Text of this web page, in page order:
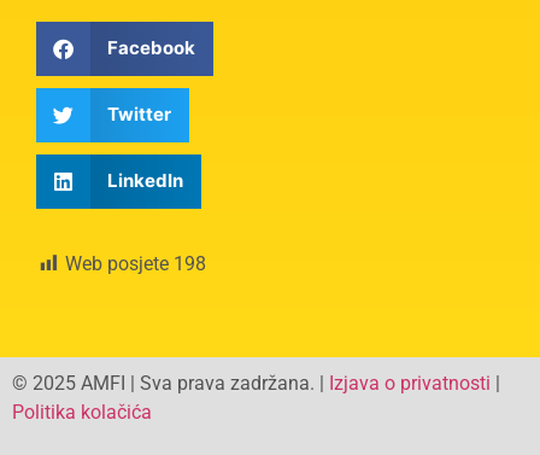
Facebook
Twitter
LinkedIn
Web posjete 198
© 2025 AMFI | Sva prava zadržana. | Izjava o privatnosti |
Politika kolačića